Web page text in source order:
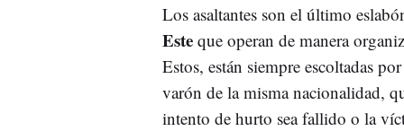
Los asaltantes son el último
Este que operan de manera
Estos, están siempre escoltadas
varón de la misma nacionalidad,
intento de hurto sea fallido o la